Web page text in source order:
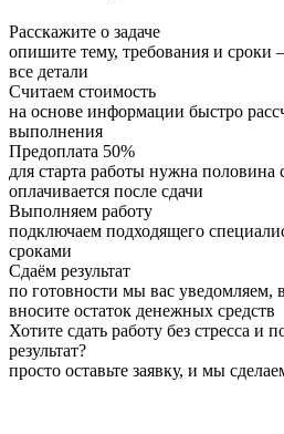
Расскажите о задаче
опишите тему, требования и
все детали
Считаем стоимость
на основе информации быстро
выполнения
Предоплата 50%
для старта работы нужна половина
оплачивается после сдачи
Выполняем работу
подключаем подходящего
сроками
Сдаём результат
по готовности мы вас уведомляем,
вносите остаток денежных средств
Хотите сдать работу без стресса и
результат?
просто оставьте заявку, и мы